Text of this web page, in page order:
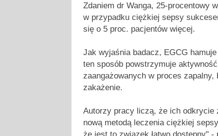
Zdaniem dr Wanga, 25-procentowy
w przypadku ciężkiej sepsy
się o 5 proc. pacjentów więcej.
Jak wyjaśnia badacz, EGCG
ten sposób powstrzymuje
zaangażowanych w proces zapalny,
zakażenie.
Autorzy pracy liczą, że ich odkrycie
nową metodą leczenia ciężkiej
że jest to związek łatwo dostępny" -